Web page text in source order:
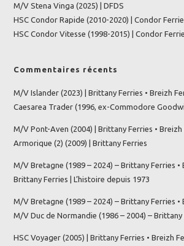
M/V Stena Vinga (2025) | DFDS
HSC Condor Rapide (2010-2020) | Condor
HSC Condor Vitesse (1998-2015) | Condor
Commentaires récents
M/V Islander (2023) | Brittany Ferries • Breizh
Caesarea Trader (1996, ex-Commodore
M/V Pont-Aven (2004) | Brittany Ferries • Breizh
Armorique (2) (2009) | Brittany Ferries
M/V Bretagne (1989 – 2024) – Brittany Ferries •
Brittany Ferries | L’histoire depuis 1973
M/V Bretagne (1989 – 2024) – Brittany Ferries •
M/V Duc de Normandie (1986 – 2004) – Brittany
HSC Voyager (2005) | Brittany Ferries • Breizh